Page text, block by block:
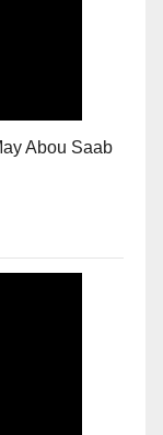
Abou Saab